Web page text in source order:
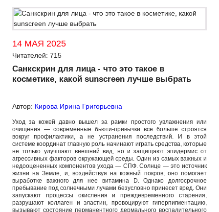
14 МАЯ 2025
Читателей: 715
Санкскрин для лица - что это такое в
косметике, какой sunscreen лучше выбрать
Автор: Кирова Ирина Григорьевна
Уход за кожей давно вышел за рамки простого увлажнения или
очищения — современные бьюти-привычки все больше строятся
вокруг профилактики, а не устранения последствий. И в этой
системе координат главную роль начинают играть средства, которые
не только улучшают внешний вид, но и защищают эпидермис от
агрессивных факторов окружающей среды. Один из самых важных и
недооцененных компонентов ухода — СПФ. Солнце — это источник
жизни на Земле, и, воздействуя на кожный покров, оно помогает
выработке важного для нее витамина D. Однако долгосрочное
пребывание под солнечными лучами безусловно принесет вред. Они
запускают процессы окисления и преждевременного старения,
разрушают коллаген и эластин, провоцируют гиперпигментацию,
вызывают состояние перманентного дермального воспалительного